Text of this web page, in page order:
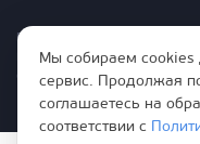
Правила эксплутации
Политика обработки
Согласие на обработку
Мы собираем cookies
сервис. Продолжая
соглашаетесь на
соответствии с